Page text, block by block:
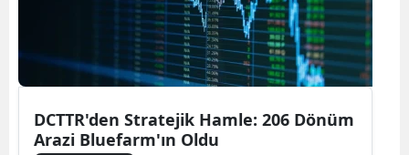
DCTTR'den Stratejik Hamle: 206 Dönüm
Arazi Bluefarm'ın Oldu